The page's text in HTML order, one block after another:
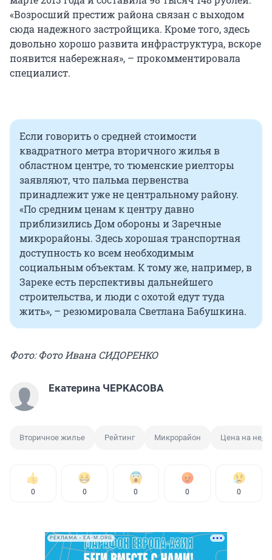
«Возросший престиж района связан с выходом
сюда надежного застройщика. Кроме того, здесь
довольно хорошо развита инфраструктура, вскоре
появится набережная», – прокомментировала
специалист.
Если говорить о средней стоимости
квадратного метра вторичного жилья в
областном центре, то тюменские риелторы
заявляют, что пальма первенства
принадлежит уже не центральному району.
«По средним ценам к центру давно
приблизились Дом обороны и Заречные
микрорайоны. Здесь хорошая транспортная
доступность ко всем необходимым
социальным объектам. К тому же, например, в
Зареке есть перспективы дальнейшего
строительства, и люди с охотой едут туда
жить», – резюмировала Светлана Бабушкина.
Фото: Фото Ивана СИДОРЕНКО
Екатерина ЧЕРКАСОВА
Вторичное жилье Рейтинг Микрорайон Цена на
0 0 0 0 0
РЕКЛАМА • EA-M.ORG